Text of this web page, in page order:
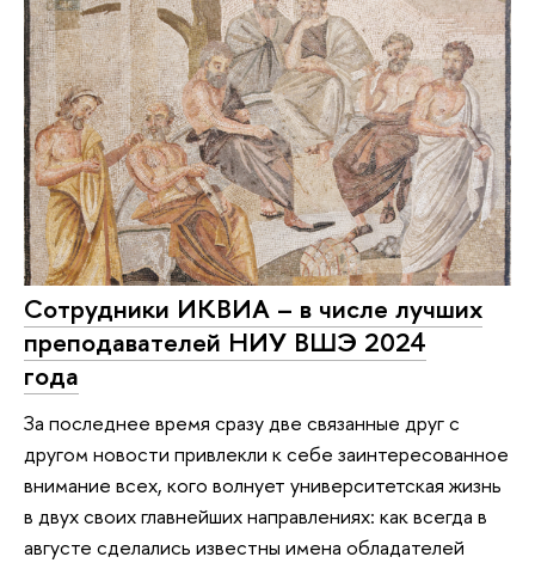
Сотрудники ИКВИА – в числе лучших
преподавателей НИУ ВШЭ 2024
года
За последнее время сразу две связанные друг с
другом новости привлекли к себе заинтересованное
внимание всех, кого волнует университетская жизнь
в двух своих главнейших направлениях: как всегда в
августе сделались известны имена обладателей